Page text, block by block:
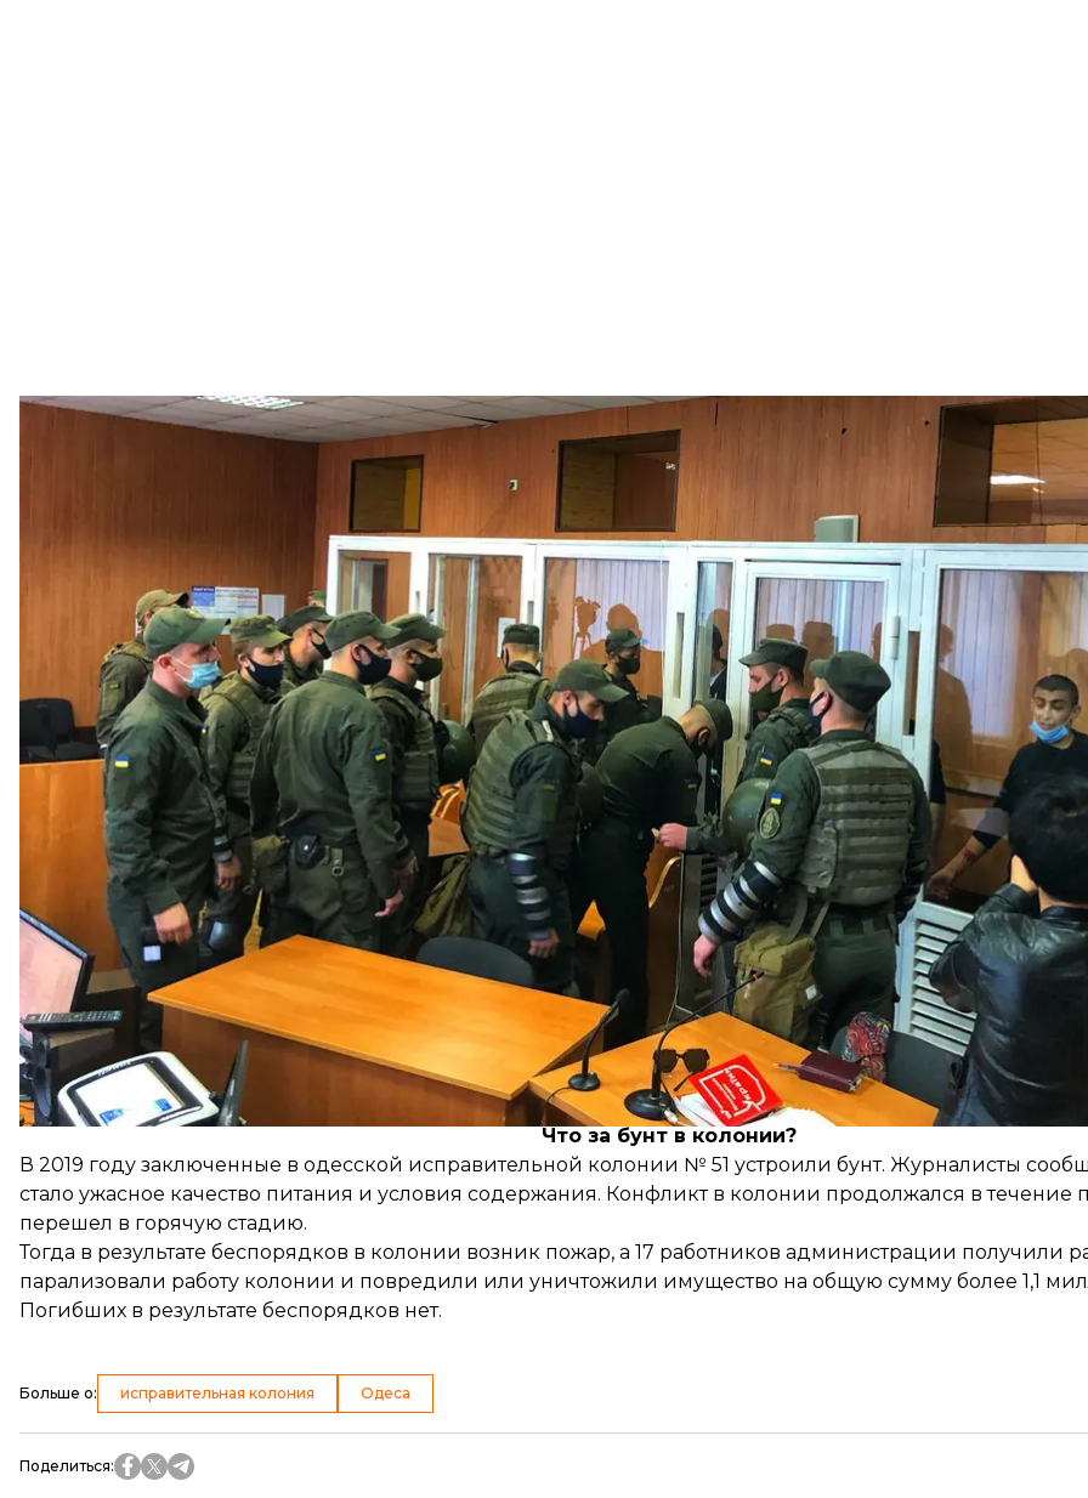
Нацгвардия реагирует на акт аутоагрессии обвиняемых в зале суда
Малиновский районний суд Одессы
В Малиновском районном суде Одессы во время заседания 23 октября семь обвиняемых по делу о
колонии порезали себе вены после того, как судья решил продлить им арест еще на 60 суток.
пресс-служба суда.
Как сообщил нам руководитель пресс-службы ЮжногоОТО НГУ
Михаил Кондира, обвиняемые
зал суда под медицинскими масками, которые они обязаны были носить из-за карантинного режима.
них спрятал половинку лезвия в ноздре.
По словам пресс-секретаря Малиновского районного суда Арины Лебедюк, все семь обвиняемых
повреждения на различные участки тела, в том числе и на руки.
Военные Нацгвардии вызвали пострадавшим скорую, им уже оказана медицинская помощь. Судья
работал на этом заседании, распорядился усилить обзор обвиняемых при конвоировании в зал
Следующее заседание по делу о бунте в одесской колонии состоится 3 ноября.
Что за бунт в колонии?
В 2019 году заключенные в одесской исправительной колонии № 51 устроили бунт. Журналисты
стало ужасное качество питания и условия содержания. Конфликт в колонии продолжался в течение
перешел в горячую стадию.
Тогда в результате беспорядков в колонии возник пожар, а 17 работников администрации получили
парализовали работу колонии и повредили или уничтожили имущество на общую сумму более 1,1
Погибших в результате беспорядков нет.
Больше о: исправительная колония Одеса
Поделиться: